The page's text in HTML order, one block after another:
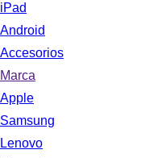
iPad
Android
Accesorios
Marca
Apple
Samsung
Lenovo